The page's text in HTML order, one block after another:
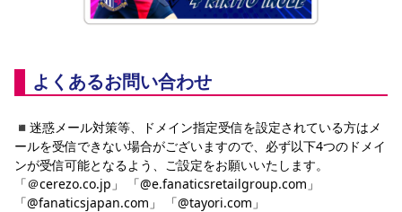
よくあるお問い合わせ
◾️迷惑メール対策等、ドメイン指定受信を設定されている方はメ
ールを受信できない場合がございますので、必ず以下4つのドメイ
ンが受信可能となるよう、ご設定をお願いいたします。
「＠cerezo.co.jp」 「@e.fanaticsretailgroup.com」
「@fanaticsjapan.com」 「@tayori.com」